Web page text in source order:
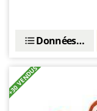
Pramac
Prismafood
R
Données
+30 VENDUS